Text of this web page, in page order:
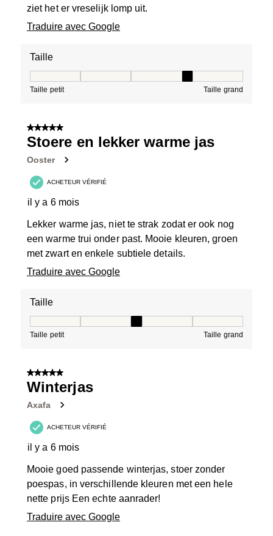
ziet het er vreselijk lomp uit.
Traduire avec Google
Taille
Taille petit Taille grand
5 sur 5 étoiles.
Stoere en lekker warme jas
Ooster
ACHETEUR VÉRIFIÉ
il y a 6 mois
Lekker warme jas, niet te strak zodat er ook nog
een warme trui onder past. Mooie kleuren, groen
met zwart en enkele subtiele details.
Traduire avec Google
Taille
Taille petit Taille grand
5 sur 5 étoiles.
Winterjas
Axafa
ACHETEUR VÉRIFIÉ
il y a 6 mois
Mooie goed passende winterjas, stoer zonder
poespas, in verschillende kleuren met een hele
nette prijs Een echte aanrader!
Traduire avec Google